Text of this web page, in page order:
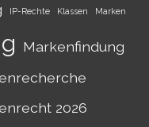
IP-Rechte Klassen Marken
Markenfindung
2026